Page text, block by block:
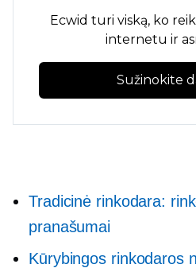
Ecwid turi viską, ko
internetu ir
Sužinokite
Tradicinė rinkodara:
pranašumai
Kūrybingos rinkodaros